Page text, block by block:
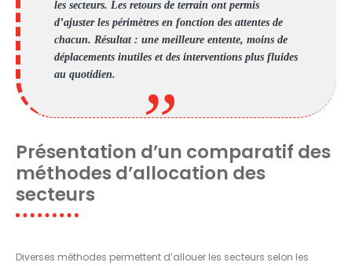
les secteurs. Les retours de terrain ont permis
d’ajuster les périmètres en fonction des attentes de
chacun. Résultat : une meilleure entente, moins de
déplacements inutiles et des interventions plus fluides
au quotidien.
Présentation d’un comparatif des
méthodes d’allocation des
secteurs
Diverses méthodes permettent d’allouer les secteurs selon les